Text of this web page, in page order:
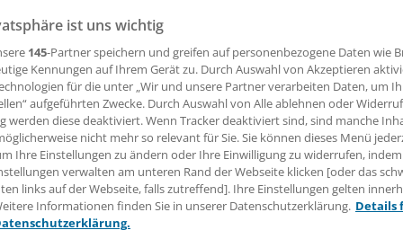
Fast 20 000 Ärzte aus ganz Deutschland haben gestern
schlechte Arbeitsbedingungen und unzureichende
gesamten Bundesgebiet blieben viele Praxen
Kundgebungen haben sich Ärzte zum Protest
Leserin, lieber Leser,
Beitrag können Sie lesen, sobald Sie sich
Jetzt anmelden »
ist uns wichtig
145-Partner speichern und greifen auf personenbezogene Daten wie
Kennungen auf Ihrem Gerät zu. Durch Auswahl von Akzeptieren
für die unter „Wir und unsere Partner verarbeiten Daten, um
aufgeführten Zwecke. Durch Auswahl von Alle ablehnen oder
werden diese deaktiviert. Wenn Tracker deaktiviert sind, sind manche
nicht mehr so relevant für Sie. Sie können dieses Menü
Ihre Einstellungen zu ändern oder Ihre Einwilligung zu widerrufen, indem
verwalten am unteren Rand der Webseite klicken [oder das
links auf der Webseite, falls zutreffend]. Ihre Einstellungen gelten
Informationen finden Sie in unserer Datenschutzerklärung. Details